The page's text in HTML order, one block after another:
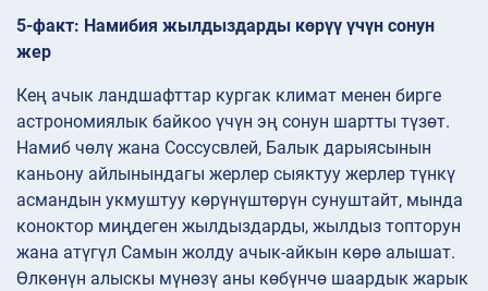
5-факт: Намибия жылдыздарды көрүү үчүн сонун
жер
Кең ачык ландшафттар кургак климат менен бирге
астрономиялык байкоо үчүн эң сонун шартты түзөт.
Намиб чөлү жана Соссусвлей, Балык дарыясынын
каньону айлынындагы жерлер сыяктуу жерлер түнкү
асмандын укмуштуу көрүнүштөрүн сунуштайт, мында
коноктор миңдеген жылдыздарды, жылдыз топторун
жана атүгүл Самын жолду ачык-айкын көрө алышат.
Өлкөнүн алыскы мүнөзү аны көбүнчө шаардык жарык